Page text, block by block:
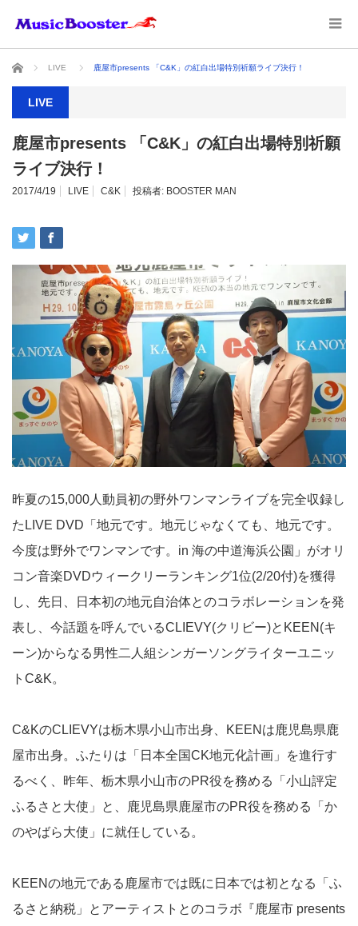
ホーム LIVE 鹿屋市presents 「C&K」の紅白出場特別祈願ライブ決行！
LIVE
鹿屋市presents 「C&K」の紅白出場特別祈願
ライブ決行！
2017/4/19 LIVE C&K 投稿者: BOOSTER MAN
昨夏の15,000人動員初の野外ワンマンライブを完全収録し
たLIVE DVD「地元です。地元じゃなくても、地元です。
今度は野外でワンマンです。in 海の中道海浜公園」がオリ
コン音楽DVDウィークリーランキング1位(2/20付)を獲得
し、先日、日本初の地元自治体とのコラボレーションを発
表し、今話題を呼んでいるCLIEVY(クリビー)とKEEN(キ
ーン)からなる男性二人組シンガーソングライターユニッ
トC&K。
C&KのCLIEVYは栃木県小山市出身、KEENは鹿児島県鹿
屋市出身。ふたりは「日本全国CK地元化計画」を進行す
るべく、昨年、栃木県小山市のPR役を務める「小山評定
ふるさと大使」と、鹿児島県鹿屋市のPR役を務める「か
のやばら大使」に就任している。
KEENの地元である鹿屋市では既に日本では初となる「ふ
るさと納税」とアーティストとのコラボ『鹿屋市 presents